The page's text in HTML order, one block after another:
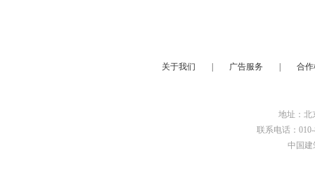
关于我们 广告服务 合
地址：北
联系电话：
中国